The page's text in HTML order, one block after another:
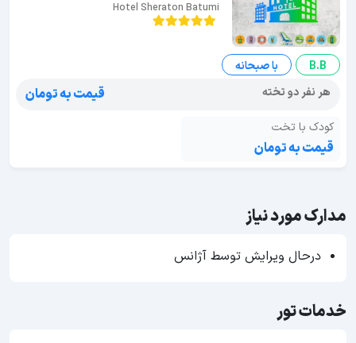
Hotel Sheraton Batumi
B.B
با صبحانه
هر نفر دو تخته
قیمت به تومان
کودک با تخت
قیمت به تومان
مدارک مورد نیاز
درحال ویرایش توسط آژانس
خدمات تور